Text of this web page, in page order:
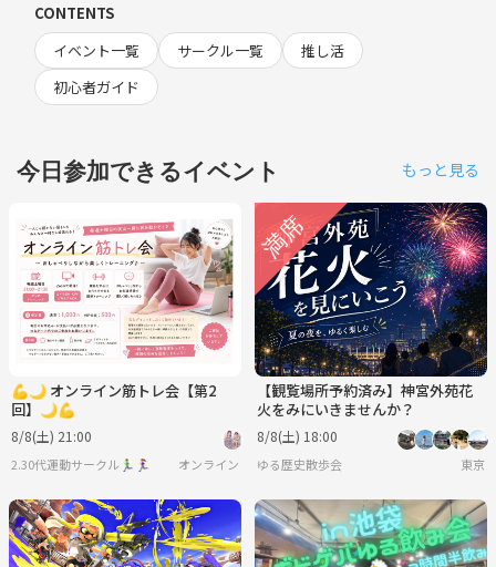
CONTENTS
イベント一覧
サークル一覧
推し活
初心者ガイド
今日参加できるイベント もっと見る
💪🌙 オンライン筋トレ会【第2
回】🌙💪
8/8(土) 21:00
2.30代運動サークル🏃‍♂️🏃‍♀️ オンライン
【観覧場所予約済み】神宮外苑花
火をみにいきませんか？
8/8(土) 18:00
ゆる歴史散歩会 東京